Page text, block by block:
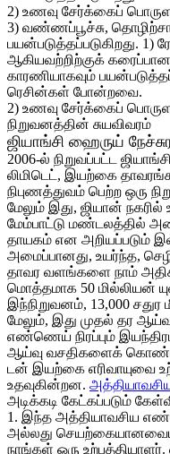
2) உணவு சேர்க்கைப்
3) வண்ணப்பூச்சு,
பயன்படுத்தப்படுகிறது. 1)
ஆகியவற்றிற்குக்
காரணியாகவும்
ரெசின்கள் போன்றவை.
2) உணவு சேர்க்கைப்
நிறுவனத்தின் சுயவிவரம்
ஜியாங்சி ஹைருய்
2006-ல் நிறுவப்பட்ட
லிமிடெட், இயற்கை
நிபுணத்துவம் பெற்ற ஒரு
மேலும் இது, ஜியான்
மேம்பாட்டு மண்டலத்தில்
தாயகம் என அறியப்படும்
அமைப்பானது, உயர்ந்த,
தாவர வளங்களை நாம்
மொத்தமாக 50 மில்லியன்
இந்நிறுவனம், 13,000
மேலும், இது முதல் தர
எண்ணெய் நிரப்பும்
ஆய்வு வசதிகளைக்
டன் இயற்கை எரிவாயுவை
உதவுகின்றன.
அடிக்கடி கேட்கப்படும்
1. இந்த அத்தியாவசிய
அல்லது
நாங்கள் ஒரு உற்பத்தியாளர்.